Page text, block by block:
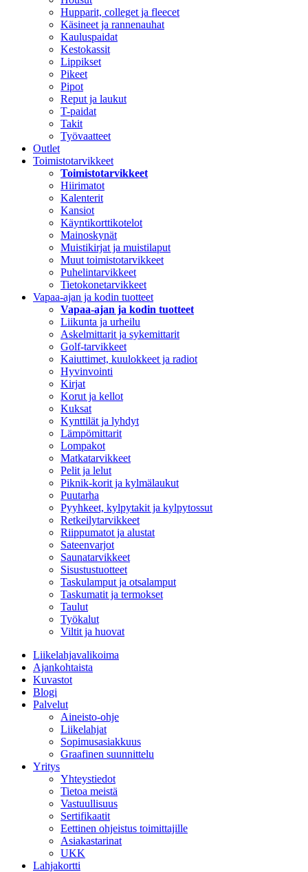
Hupparit, colleget ja fleecet
Käsineet ja rannenauhat
Kauluspaidat
Kestokassit
Lippikset
Pikeet
Pipot
Reput ja laukut
T-paidat
Takit
Työvaatteet
Outlet
Toimistotarvikkeet
Toimistotarvikkeet
Hiirimatot
Kalenterit
Kansiot
Käyntikorttikotelot
Mainoskynät
Muistikirjat ja muistilaput
Muut toimistotarvikkeet
Puhelintarvikkeet
Tietokonetarvikkeet
Vapaa-ajan ja kodin tuotteet
Vapaa-ajan ja kodin tuotteet
Liikunta ja urheilu
Askelmittarit ja sykemittarit
Golf-tarvikkeet
Kaiuttimet, kuulokkeet ja radiot
Hyvinvointi
Kirjat
Korut ja kellot
Kuksat
Kynttilät ja lyhdyt
Lämpömittarit
Lompakot
Matkatarvikkeet
Pelit ja lelut
Piknik-korit ja kylmälaukut
Puutarha
Pyyhkeet, kylpytakit ja kylpytossut
Retkeilytarvikkeet
Riippumatot ja alustat
Sateenvarjot
Saunatarvikkeet
Sisustustuotteet
Taskulamput ja otsalamput
Taskumatit ja termokset
Taulut
Työkalut
Viltit ja huovat
Liikelahjavalikoima
Ajankohtaista
Kuvastot
Blogi
Palvelut
Aineisto-ohje
Liikelahjat
Sopimusasiakkuus
Graafinen suunnittelu
Yritys
Yhteystiedot
Tietoa meistä
Vastuullisuus
Sertifikaatit
Eettinen ohjeistus toimittajille
Asiakastarinat
UKK
Lahjakortti